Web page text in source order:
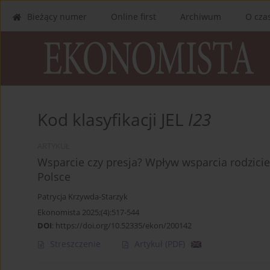
Bieżący numer Online first Archiwum O
Kod klasyfikacji JEL I23
Wsparcie czy presja? Wpływ wsparcia
Polsce
Patrycja Krzywda-Starzyk
Ekonomista 2025;(4):517-544
DOI: https://doi.org/10.52335/ekon/200142
Streszczenie Artykuł (PDF)